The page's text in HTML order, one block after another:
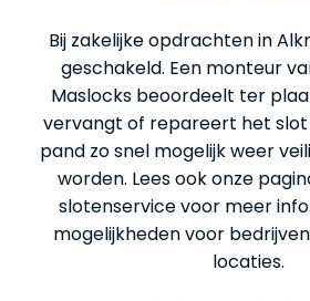
Bij zakelijke opdrachten in
geschakeld. Een monteur
Maslocks beoordeelt ter
vervangt of repareert het
pand zo snel mogelijk weer
worden. Lees ook onze
slotenservice voor meer
mogelijkheden voor
locaties.